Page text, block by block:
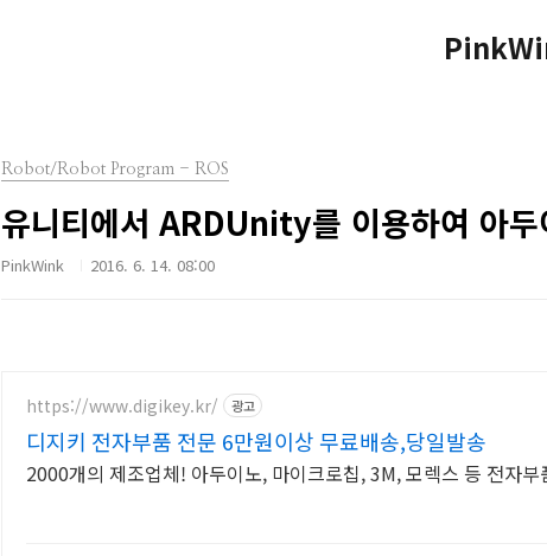
Robot/Robot Program - ROS
유니티에서 ARDUnity를 이용하여 아
PinkWink 2016. 6. 14. 08:00
https://www.digikey.kr/ 광고
디지키 전자부품 전문 6만원이상 무료배송,당일발송
2000개의 제조업체! 아두이노, 마이크로칩, 3M, 모렉스 등 전자부